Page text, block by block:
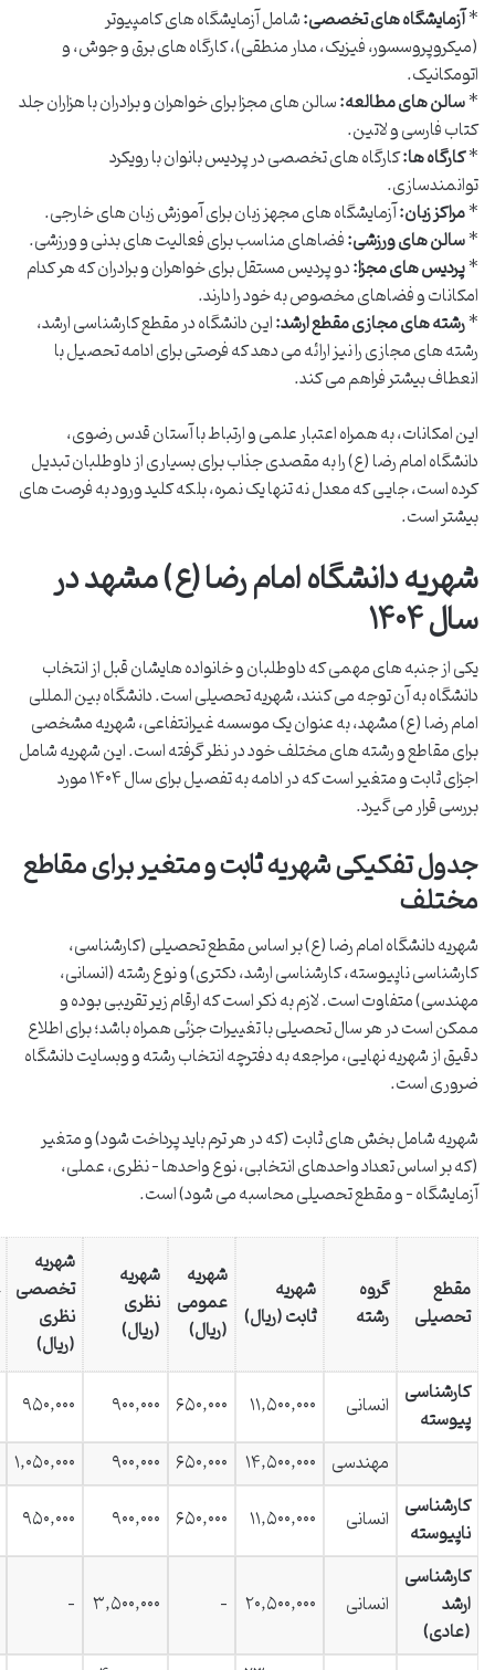
*آزمایشگاه های تخصصی:شامل آزمایشگاه های کامپیوتر
(میکروپروسسور، فیزیک، مدار منطقی)، کارگاه های برق و جوش، و
اتومکانیک.
*سالن های مطالعه:سالن های مجزا برای خواهران و برادران با هزاران جلد
کتاب فارسی و لاتین.
*کارگاه ها:کارگاه های تخصصی در پردیس بانوان با رویکرد
توانمندسازی.
*مراکز زبان:آزمایشگاه های مجهز زبان برای آموزش زبان های خارجی.
*سالن های ورزشی:فضاهای مناسب برای فعالیت های بدنی و ورزشی.
*پردیس های مجزا:دو پردیس مستقل برای خواهران و برادران که هر کدام
امکانات و فضاهای مخصوص به خود را دارند.
*رشته های مجازی مقطع ارشد:این دانشگاه در مقطع کارشناسی ارشد،
رشته های مجازی را نیز ارائه می دهد که فرصتی برای ادامه تحصیل با
انعطاف بیشتر فراهم می کند.
این امکانات، به همراه اعتبار علمی و ارتباط با آستان قدس رضوی،
دانشگاه امام رضا (ع) را به مقصدی جذاب برای بسیاری از داوطلبان تبدیل
کرده است، جایی که معدل نه تنها یک نمره، بلکه کلید ورود به فرصت های
بیشتر است.
شهریه دانشگاه امام رضا (ع) مشهد در
سال ۱۴۰۴
یکی از جنبه های مهمی که داوطلبان و خانواده هایشان قبل از انتخاب
دانشگاه به آن توجه می کنند، شهریه تحصیلی است. دانشگاه بین المللی
امام رضا (ع) مشهد، به عنوان یک موسسه غیرانتفاعی، شهریه مشخصی
برای مقاطع و رشته های مختلف خود در نظر گرفته است. این شهریه شامل
اجزای ثابت و متغیر است که در ادامه به تفصیل برای سال ۱۴۰۴ مورد
بررسی قرار می گیرد.
جدول تفکیکی شهریه ثابت و متغیر برای مقاطع
مختلف
شهریه دانشگاه امام رضا (ع) بر اساس مقطع تحصیلی (کارشناسی،
کارشناسی ناپیوسته، کارشناسی ارشد، دکتری) و نوع رشته (انسانی،
مهندسی) متفاوت است. لازم به ذکر است که ارقام زیر تقریبی بوده و
ممکن است در هر سال تحصیلی با تغییرات جزئی همراه باشد؛ برای اطلاع
دقیق از شهریه نهایی، مراجعه به دفترچه انتخاب رشته و وبسایت دانشگاه
ضروری است.
شهریه شامل بخش های ثابت (که در هر ترم باید پرداخت شود) و متغیر
(که بر اساس تعداد واحدهای انتخابی، نوع واحدها – نظری، عملی،
آزمایشگاه – و مقطع تحصیلی محاسبه می شود) است.
مقطع
تحصیلی
گروه
رشته
شهریه
ثابت (ریال)
شهریه
عمومی
(ریال)
شهریه
نظری
(ریال)
شهریه
تخصصی
نظری
(ریال)
کارشناسی
پیوسته انسانی ۱۱,۵۰۰,۰۰۰ ۶۵۰,۰۰۰ ۹۰۰,۰۰۰
۹۵۰,۰۰۰
مهندسی ۱۴,۵۰۰,۰۰۰ ۶۵۰,۰۰۰ ۹۰۰,۰۰۰
۱,۰۵۰,۰۰۰
کارشناسی
ناپیوسته انسانی ۱۱,۵۰۰,۰۰۰ ۶۵۰,۰۰۰ ۹۰۰,۰۰۰
۹۵۰,۰۰۰
کارشناسی
ارشد
(عادی)
انسانی ۲۰,۵۰۰,۰۰۰ – ۳,۵۰۰,۰۰۰ –